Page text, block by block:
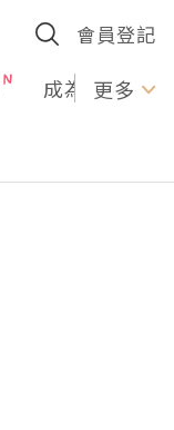
會員登記
成為U更多